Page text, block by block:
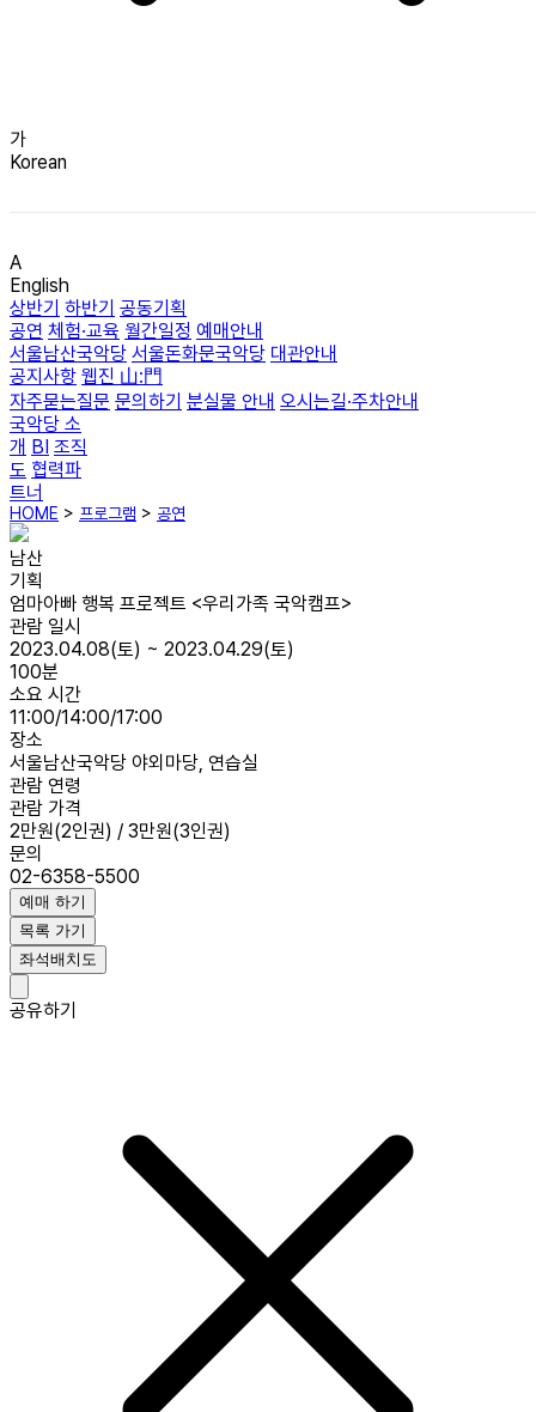
가
Korean
A
English
상반기 하반기 공동기획
공연 체험·교육 월간일정 예매안내
서울남산국악당 서울돈화문국악당 대관안내
공지사항 웹진 山:門
자주묻는질문 문의하기 분실물 안내 오시는길·주차안내
국악당 소
개 BI 조직
도 협력파
트너
HOME > 프로그램 > 공연
남산
기획
엄마아빠 행복 프로젝트 <우리가족 국악캠프>
관람 일시
2023.04.08(토) ~ 2023.04.29(토)
100분
소요 시간
11:00/14:00/17:00
장소
서울남산국악당 야외마당, 연습실
관람 연령
관람 가격
2만원(2인권) / 3만원(3인권)
문의
02-6358-5500
예매 하기
목록 가기
좌석배치도
공유하기